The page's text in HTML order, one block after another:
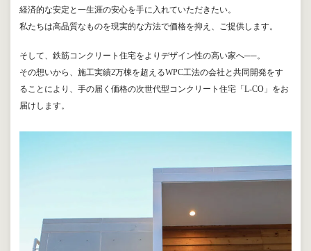
経済的な安定と一生涯の安心を手に入れていただきたい。
私たちは高品質なものを現実的な方法で価格を抑え、ご提供します。
そして、鉄筋コンクリート住宅をよりデザイン性の高い家へ──。
その想いから、施工実績2万棟を超えるWPC工法の会社と共同開発をす
ることにより、手の届く価格の次世代型コンクリート住宅「L-CO」をお
届けします。